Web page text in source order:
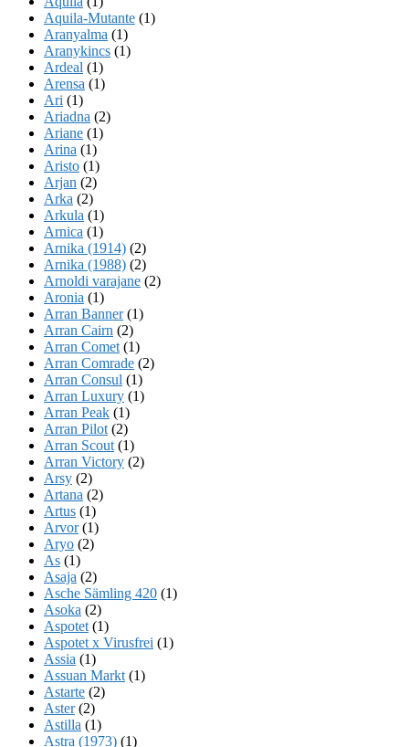
Aquila-Mutante (1)
Aranyalma (1)
Aranykincs (1)
Ardeal (1)
Arensa (1)
Ari (1)
Ariadna (2)
Ariane (1)
Arina (1)
Aristo (1)
Arjan (2)
Arka (2)
Arkula (1)
Arnica (1)
Arnika (1914) (2)
Arnika (1988) (2)
Arnoldi varajane (2)
Aronia (1)
Arran Banner(1)
Arran Cairn (2)
Arran Comet (1)
Arran Comrade (2)
Arran Consul (1)
Arran Luxury (1)
Arran Peak (1)
Arran Pilot (2)
Arran Scout (1)
Arran Victory (2)
Arsy (2)
Artana (2)
Artus (1)
Arvor(1)
Aryo (2)
As (1)
Asaja (2)
Asche Sämling 420 (1)
Asoka (2)
Aspotet (1)
Aspotet x Virusfrei (1)
Assia (1)
Assuan Markt (1)
Astarte (2)
Aster(2)
Astilla (1)
Astra (1973) (1)